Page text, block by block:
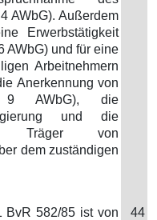
AWbG). Außerdem
Erwerbstätigkeit
AWbG) und für eine
Arbeitnehmern
Anerkennung von
9 AWbG), die
und die
Träger von
dem zuständigen
BvR 582/85 ist von
44